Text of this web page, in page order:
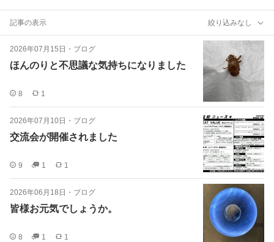
記事の表示 絞り込みなし
2026年07月15日 ・ ブログ
ほんのりと不思議な気持ちになりました
8 1
2026年07月10日 ・ ブログ
交流会が開催されました
9 1 1
2026年06月18日 ・ ブログ
皆様お元気でしょうか。
8 1 1